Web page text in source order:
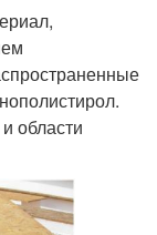
области